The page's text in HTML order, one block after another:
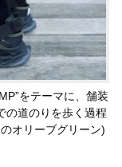
をテーマに、舗装
の道のりを歩く過程
オリーブグリーン)